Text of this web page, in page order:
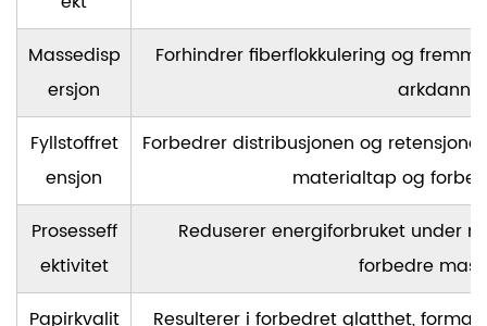
Massedisp
ersjon
Forhindrer fiberflokkulering og
Fyllstoffret
ensjon
Forbedrer distribusjonen og
materialtap og
Prosesseff
ektivitet
Reduserer energiforbruket under
forbedre
Papirkvalit
Resulterer i forbedret glatthet,